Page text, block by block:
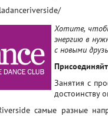
Хотите,
энергию в
с новыми
Занятия с
достоинству
самые разные